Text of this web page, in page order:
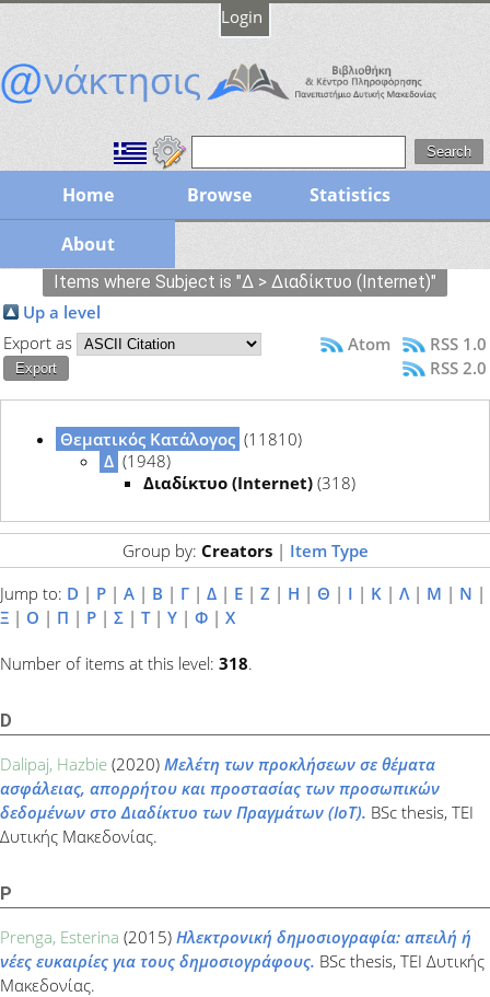
Login
Home Browse Statistics
About
Items where Subject is "Δ > Διαδίκτυο (Internet)"
Up a level
Export as
Atom
RSS 1.0
RSS 2.0
Θεματικός Κατάλογος (11810)
Δ (1948)
Διαδίκτυο (Internet) (318)
Group by: Creators| Item Type
Jump to: D | P | Α | Β | Γ | Δ | Ε | Ζ | Η | Θ | Ι | Κ | Λ | Μ | Ν |
Ξ | Ο | Π | Ρ | Σ | Τ| Υ | Φ | Χ
Number of items at this level: 318.
D
Dalipaj, Hazbie (2020) Μελέτη των προκλήσεων σε θέματα
ασφάλειας, απορρήτου και προστασίας των προσωπικών
δεδομένων στο Διαδίκτυο των Πραγμάτων (IoT). BSc thesis, ΤΕΙ
Δυτικής Μακεδονίας.
P
Prenga, Esterina (2015) Ηλεκτρονική δημοσιογραφία: απειλή ή
νέες ευκαιρίες για τους δημοσιογράφους. BSc thesis, ΤΕΙ Δυτικής
Μακεδονίας.